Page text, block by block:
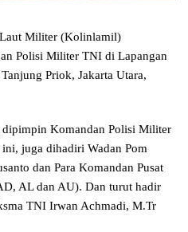
Militer (Kolinlamil)
Polisi Militer TNI di Lapangan
Priok, Jakarta Utara,
Komandan Polisi Militer
juga dihadiri Wadan Pom
dan Para Komandan Pusat
AL dan AU). Dan turut hadir
TNI Irwan Achmadi, M.Tr